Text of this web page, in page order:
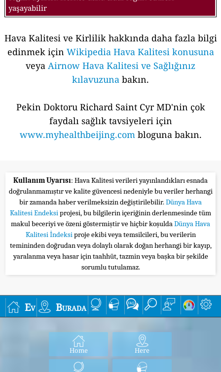
yaşayabilir
Hava Kalitesi ve Kirlilik hakkında daha fazla bilgi
edinmek için Wikipedia Hava Kalitesi konusuna
veya Airnow Hava Kalitesi ve Sağlığınız
kılavuzuna bakın.
Pekin Doktoru Richard Saint Cyr MD'nin çok
faydalı sağlık tavsiyeleri için
www.myhealthbeijing.combloguna bakın.
Kullanım Uyarısı: Hava Kalitesi verileri yayınlandıkları esnada
doğrulanmamıştır ve kalite güvencesi nedeniyle bu veriler herhangi
bir zamanda haber verilmeksizin değiştirilebilir.Dünya Hava
Kalitesi Endeksiprojesi, bu bilgilerin içeriğinin derlenmesinde tüm
makul beceriyi ve özeni göstermiştir ve hiçbir koşuldaDünya Hava
Kalitesi İndeksiproje ekibi veya temsilcileri, bu verilerin
temininden doğrudan veya dolaylı olarak doğan herhangi bir kayıp,
yaralanma veya hasar için taahhüt, tazmin veya başka bir şekilde
sorumlu tutulamaz.
Ev Burada
Home Here